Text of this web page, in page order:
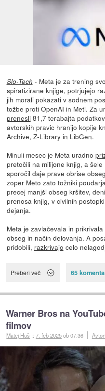
Slo-Tech - Meta je za trening
spiratizirane knjige, potrjujejo
jih morali pokazati v sodnem
tožbe proti OpenAI in Meti. Za
prenesli81,7 terabajta
avtorskih pravic hranijo kopije
Archive, Z-Library in LibGen.
Minuli mesec je Meta uradno
pretočili na milijone knjig, a
sporočil daje prave obrise
zoper Meto zato tožniki
precej manjši obseg kršitev,
prenosa knjig, v civilnih
dejanja.
Meta je zavlačevala in
obseg in način delovanja. A
pridobili, razkrivajo celo
Preberi več 65
Warner Bros na
filmov
Matej Huš ::7. feb 2025ob 07:36